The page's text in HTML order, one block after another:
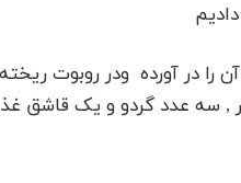
را در آورده ودر روبوت
سه عدد گردو و یک قاشق